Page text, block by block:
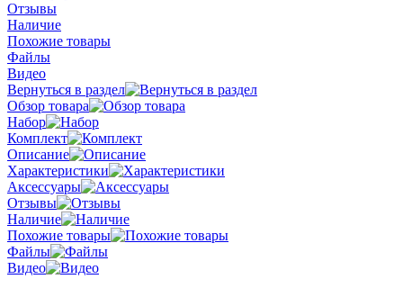
Отзывы
Наличие
Похожие товары
Файлы
Видео
Вернуться в раздел
Обзор товара
Набор
Комплект
Описание
Характеристики
Аксессуары
Отзывы
Наличие
Похожие товары
Файлы
Видео